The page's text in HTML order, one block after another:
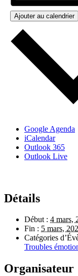
Ajouter au calendrier
Google Agenda
iCalendar
Outlook 365
Outlook Live
Détails
Début : 4 mars,
Fin : 5 mars,
Catégories
Troubles
Organisateur